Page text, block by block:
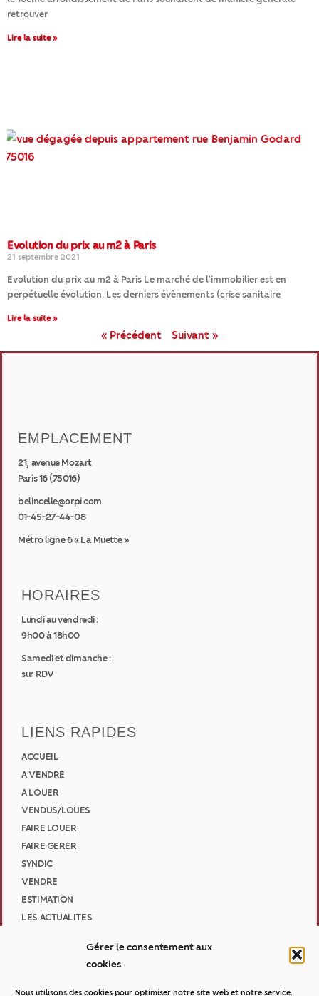
Gérer le consentement aux
cookies
Nous utilisons des cookies pour optimiser notre site web et notre service.
retrouver
Lire la suite »
Evolution du prix au m2 à Paris
21 septembre 2021
Evolution du prix au m2 à Paris Le marché de l’immobilier est en
perpétuelle évolution. Les derniers évènements (crise sanitaire
Lire la suite »
« Précédent Suivant »
EMPLACEMENT
21, avenue Mozart
Paris 16 (75016)
belincelle@orpi.com
01-45-27-44-08
Métro ligne 6 « La Muette »
HORAIRES
Lundi au vendredi :
9h00 à 18h00
Samedi et dimanche :
sur RDV
LIENS RAPIDES
ACCUEIL
A VENDRE
A LOUER
VENDUS/LOUES
FAIRE LOUER
FAIRE GERER
SYNDIC
VENDRE
ESTIMATION
LES ACTUALITES
INFORMATIONS LÉGALES